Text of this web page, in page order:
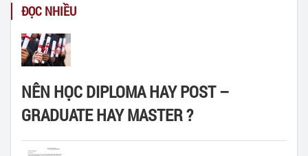
ĐỌC NHIỀU
NÊN HỌC DIPLOMA HAY POST –
GRADUATE HAY MASTER ?